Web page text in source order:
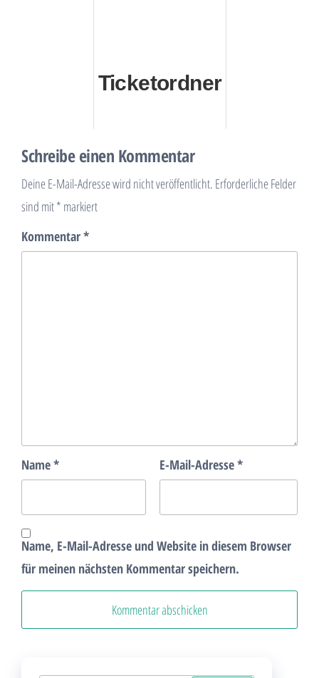
Ticketordner
Schreibe einen Kommentar
Deine E-Mail-Adresse wird nicht veröffentlicht. Erforderliche Felder
sind mit* markiert
Kommentar*
Name* E-Mail-Adresse*
Name, E-Mail-Adresse und Website in diesem Browser
für meinen nächsten Kommentar speichern.